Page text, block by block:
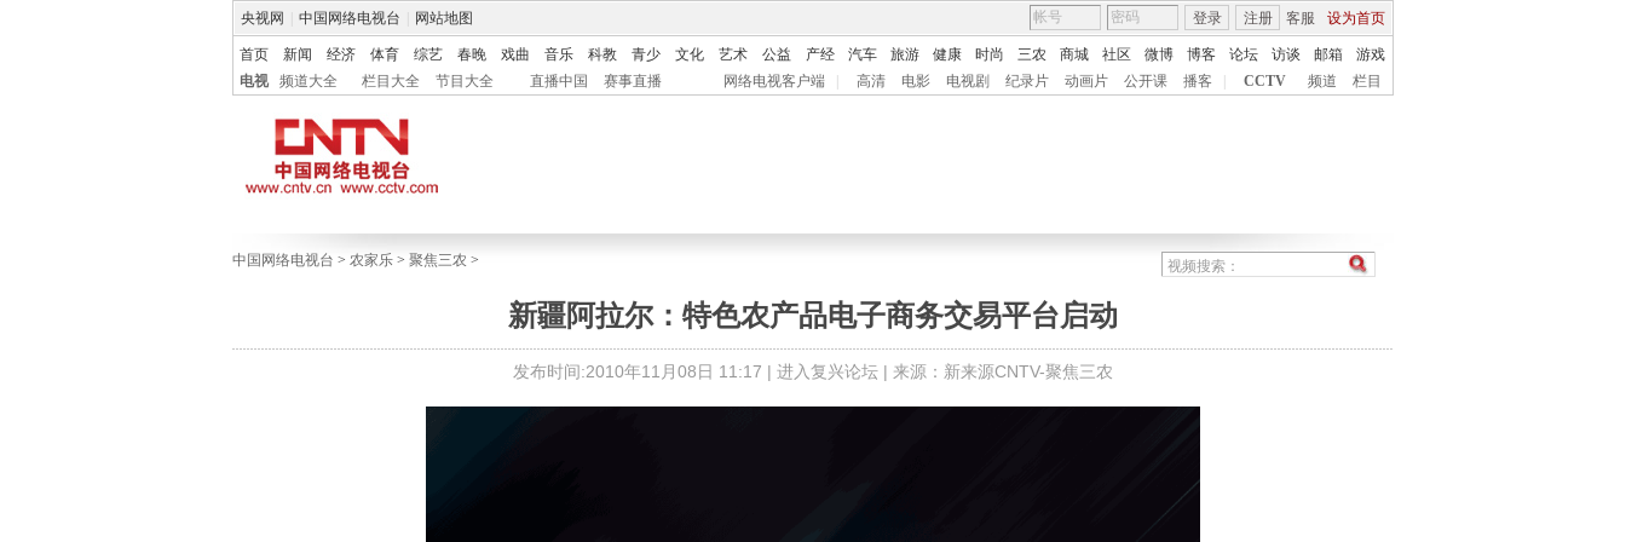
央视网 中国网络电视台 网站地图 客服 设为首页
登录 注册
首页 新闻 经济 体育 综艺 春晚 戏曲 音乐 科教 青少 文化 艺术 公益 产经 汽车 旅游 健康 时尚 三农 商城 社区 微博 博客 论坛 访谈 邮箱
游戏
电视
频道大全 栏目大全 节目大全 直播中国 赛事直播 网络电视客户端 高清 电影 电视剧 纪录片 动画片 公开课 播客 CCTV 频道 栏目
中国网络电视台 > 农家乐 > 聚焦三农 >
新疆阿拉尔：特色农产品电子商务交易平台启动
发布时间:2010年11月08日 11:17 | 进入复兴论坛 | 来源：新来源CNTV-聚焦三农